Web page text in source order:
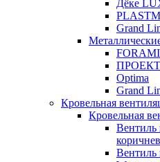
Дёке
Grand
ПРОЕКТ
Optima
Grand
Кровельная
Кровельная
Вентиль
Вентиль